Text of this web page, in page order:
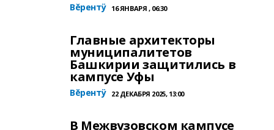
Вĕрентÿ 16 ЯНВАРЯ , 06:30
Главные архитекторы
муниципалитетов
Башкирии защитились в
кампусе Уфы
Вĕрентÿ 22 ДЕКАБРЯ 2025, 13:00
В Межвузовском кампусе